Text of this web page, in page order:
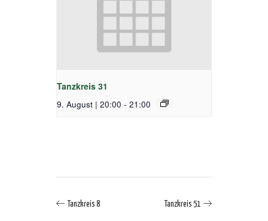
Tanzkreis 31
9. August | 20:00 - 21:00
Tanzkreis 8 Tanzkreis 51